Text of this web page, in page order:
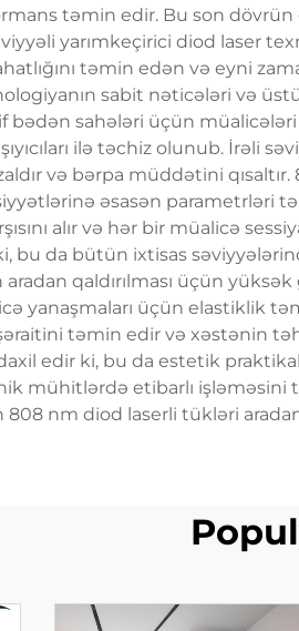
təmin edir. Bu son
yarımkeçirici diod laser
təmin edən və eyni
sabit nəticələri və
bədən sahələri üçün
ilə təchiz olunub. İrəli
və bərpa müddətini
əsasən parametrləri
alır və hər bir müalicə
bu da bütün ixtisas
qaldırılması üçün
yanaşmaları üçün elastiklik
təmin edir və xəstənin
edir ki, bu da estetik
mühitlərdə etibarlı
nm diod laserli tükləri